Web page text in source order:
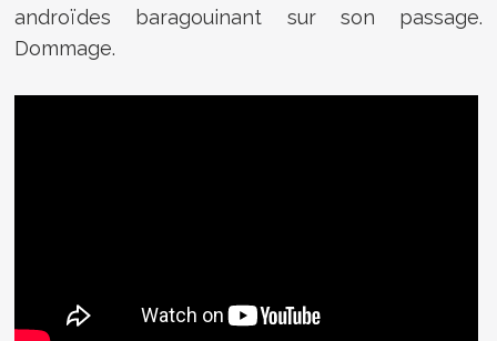
androïdes baragouinant sur son passage.
Dommage.